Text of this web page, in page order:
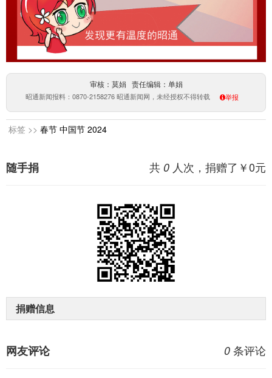
审核：莫娟 责任编辑：单娟
昭通新闻报料：0870-2158276 昭通新闻网，未经授权不得转载 举报
标签 >> 春节 中国节 2024
共 0 人次，捐赠了￥0元
随手捐
捐赠信息
0 条评论
网友评论